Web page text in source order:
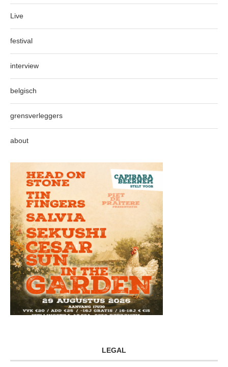
Live
festival
interview
belgisch
grensverleggers
about
LEGAL